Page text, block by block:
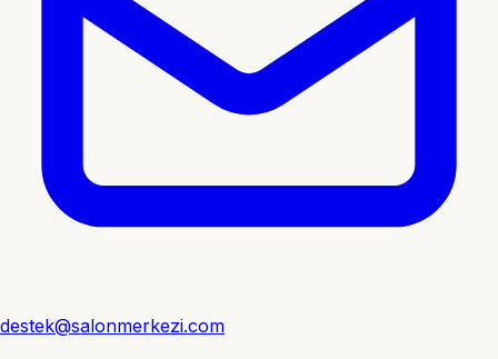
destek@salonmerkezi.com